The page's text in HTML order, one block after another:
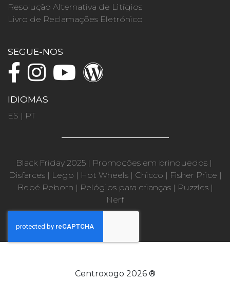
Resolução Alternativa de Litígios
Livro de Reclamações Eletrónico
SEGUE-NOS
IDIOMAS
ES | PT
Black Friday 2025 | Promoções em brinquedos |
Disfarces| Lego | Hot Wheels| Chicco | Fisher Price |
Bebé Reborn | Relógios para crianças| Puzzles|
Nerf
Centroxogo 2026 ®